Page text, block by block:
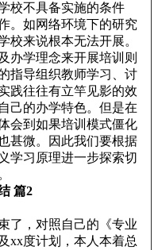
校不具备实施的条件
。如网络环境下的研究
校来说根本无法开展。
办学理念来开展培训则
指导组织教师学习、讨
践往往有立竿见影的效
己的办学特色。但是在
会到如果培训模式僵化
甚微。因此我们要根据
学习原理进一步探索切
篇2
了，对照自己的《专业
xx度计划，本人本着总